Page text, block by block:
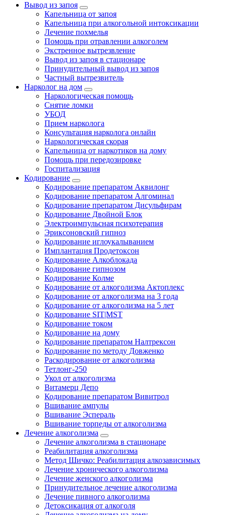
Вывод из запоя
Капельница от запоя
Капельница при алкогольной интоксикации
Лечение похмелья
Помощь при отравлении алкоголем
Экстренное вытрезвление
Вывод из запоя в стационаре
Принудительный вывод из запоя
Частный вытрезвитель
Нарколог на дом
Наркологическая помощь
Снятие ломки
УБОД
Прием нарколога
Консультация нарколога онлайн
Наркологическая скорая
Капельница от наркотиков на дому
Помощь при передозировке
Госпитализация
Кодирование
Кодирование препаратом Аквилонг
Кодирование препаратом Алгоминал
Кодирование препаратом Дисульфирам
Кодирование Двойной Блок
Электроимпульсная психотерапия
Эриксоновский гипноз
Кодирование иглоукалыванием
Имплантация Продетоксон
Кодирование Алкоблокада
Кодирование гипнозом
Кодирование Колме
Кодирование от алкоголизма Актоплекс
Кодирование от алкоголизма на 3 года
Кодирование от алкоголизма на 5 лет
Кодирование SIT|MST
Кодирование током
Кодирование на дому
Кодирование препаратом Налтрексон
Кодирование по методу Довженко
Раскодирование от алкоголизма
Тетлонг-250
Укол от алкоголизма
Витамерц Депо
Кодирование препаратом Вивитрол
Вшивание ампулы
Вшивание Эспераль
Вшивание торпеды от алкоголизма
Лечение алкоголизма
Лечение алкоголизма в стационаре
Реабилитация алкоголизма
Метод Шичко: Реабилитация алкозависимых
Лечение хронического алкоголизма
Лечение женского алкоголизма
Принудительное лечение алкоголизма
Лечение пивного алкоголизма
Детоксикация от алкоголя